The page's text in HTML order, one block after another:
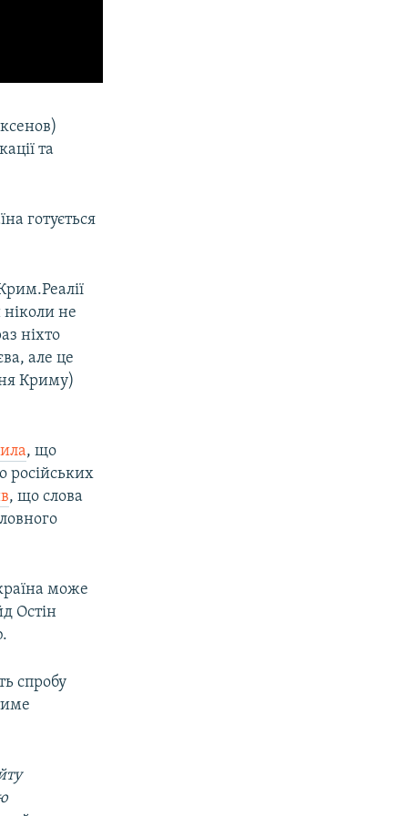
та
готується
ніколи не
ніхто
але це
Криму)
, що
російських
, що слова
може
Остін
спробу